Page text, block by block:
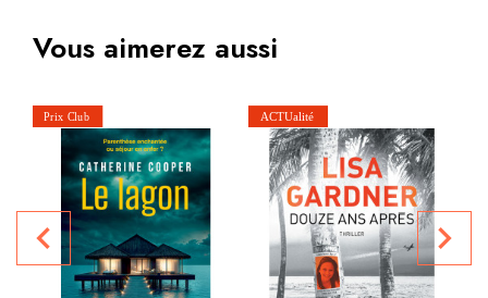
Vous aimerez aussi
navigate_before navigate_next